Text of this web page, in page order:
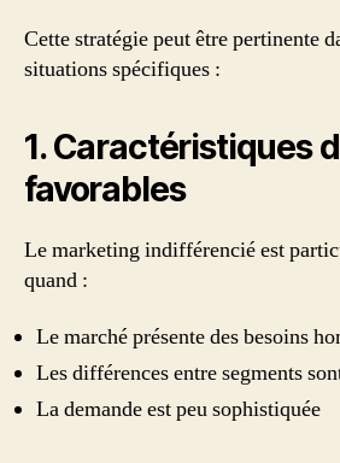
Cette stratégie peut être pertinente
situations spécifiques :
1. Caractéristiques
favorables
Le marketing indifférencié est
quand :
Le marché présente des besoins
Les différences entre segments
La demande est peu sophistiquée